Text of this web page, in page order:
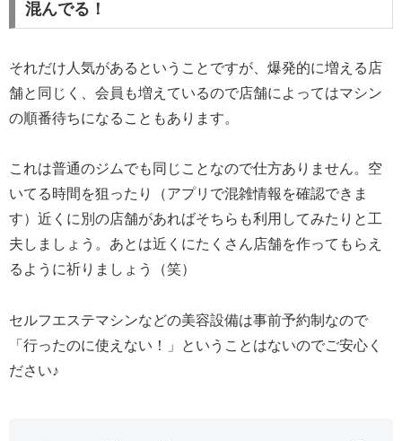
混んでる！
それだけ人気があるということですが、爆発的に増える店
舗と同じく、会員も増えているので店舗によってはマシン
の順番待ちになることもあります。
これは普通のジムでも同じことなので仕方ありません。空
いてる時間を狙ったり（アプリで混雑情報を確認できま
す）近くに別の店舗があればそちらも利用してみたりと工
夫しましょう。あとは近くにたくさん店舗を作ってもらえ
るように祈りましょう（笑）
セルフエステマシンなどの美容設備は事前予約制なので
「行ったのに使えない！」ということはないのでご安心く
ださい♪